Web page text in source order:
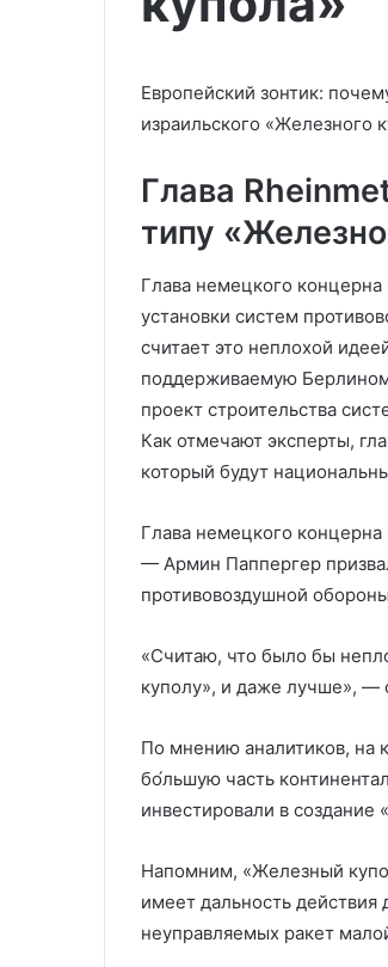
Европейский зонтик:
израильского «Железного
Глава
типу
Глава немецкого
установки систем
считает это неплохой
поддерживаемую
проект строительства
Как отмечают эксперты,
который будут
Глава немецкого
— Армин Паппергер
противовоздушной
«Считаю, что было бы
куполу», и даже лучше», —
По мнению аналитиков, на
бо́льшую часть
инвестировали в создание
Напомним, «Железный
имеет дальность действия
неуправляемых ракет
стабильности